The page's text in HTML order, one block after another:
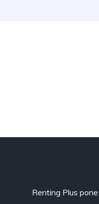
Renting Plus